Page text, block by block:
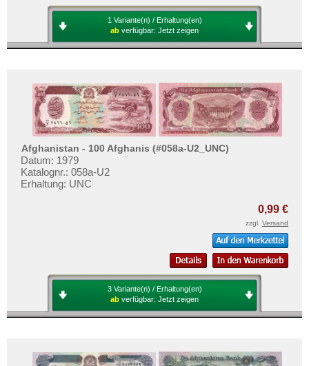
1 Variante(n) / Erhaltung(en)
ab verfügbar: Jetzt zeigen
Afghanistan - 100 Afghanis (#058a-U2_UNC)
Datum: 1979
Katalognr.: 058a-U2
Erhaltung: UNC
0,99 €
zzgl. Versand
3 Variante(n) / Erhaltung(en)
ab verfügbar: Jetzt zeigen